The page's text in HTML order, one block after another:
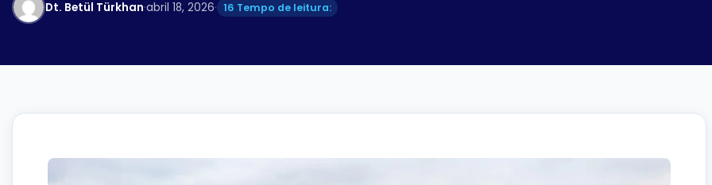
Dt. Betül Türkhan·abril 18, 2026· 16 Tempo de leitura: